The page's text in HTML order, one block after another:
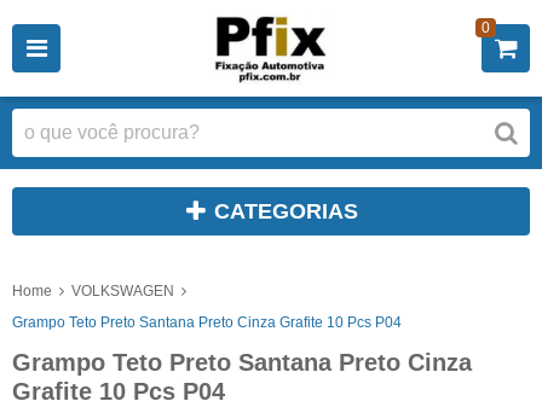
0
CATEGORIAS
Home
VOLKSWAGEN
Grampo Teto Preto Santana Preto Cinza Grafite 10 Pcs P04
Grampo Teto Preto Santana Preto Cinza
Grafite 10 Pcs P04